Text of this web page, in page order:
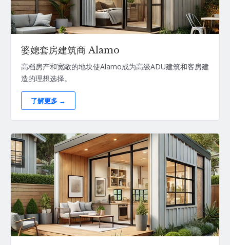
婆媳套房建筑商 Alamo
高档房产和宽敞的地块使Alamo成为高级ADU建筑和客房建
造的理想选择。
了解更多 →